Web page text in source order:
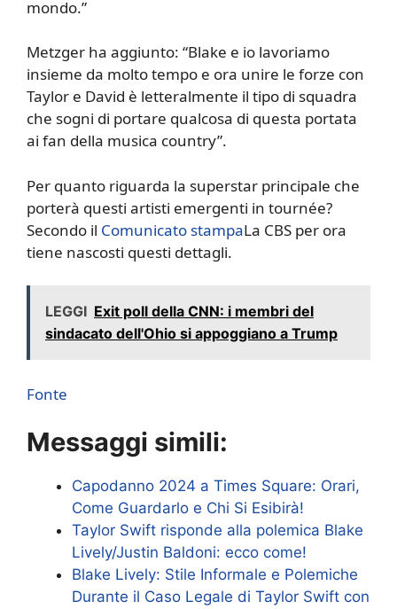
mondo.”
Metzger ha aggiunto: “Blake e io lavoriamo
insieme da molto tempo e ora unire le forze con
Taylor e David è letteralmente il tipo di squadra
che sogni di portare qualcosa di questa portata
ai fan della musica country”.
Per quanto riguarda la superstar principale che
porterà questi artisti emergenti in tournée?
Secondo il Comunicato stampaLa CBS per ora
tiene nascosti questi dettagli.
LEGGI Exit poll della CNN: i membri del
sindacato dell'Ohio si appoggiano a Trump
Fonte
Messaggi simili:
Capodanno 2024 a Times Square: Orari,
Come Guardarlo e Chi Si Esibirà!
Taylor Swift risponde alla polemica Blake
Lively/Justin Baldoni: ecco come!
Blake Lively: Stile Informale e Polemiche
Durante il Caso Legale di Taylor Swift con